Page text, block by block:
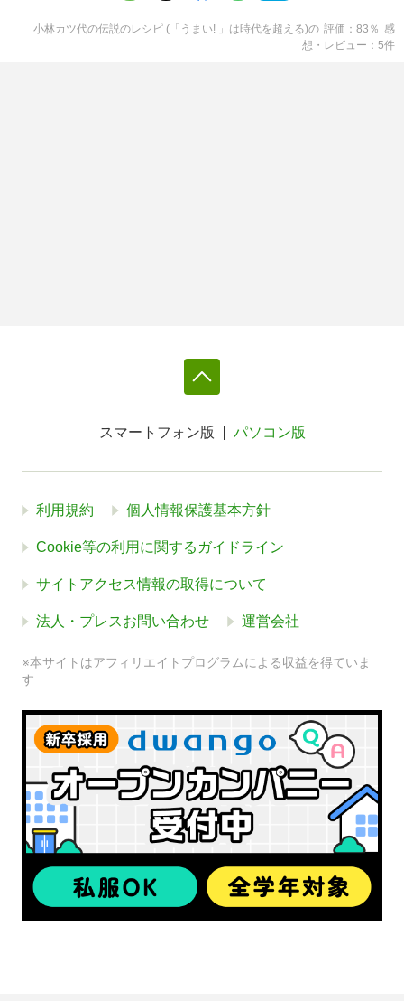
小林カツ代の伝説のレシピ (「うまい! 」は時代を超える)の 評価 83 ％ 感
想・レビュー
5件
スマートフォン版 パソコン版
利用規約 個人情報保護基本方針
Cookie等の利用に関するガイドライン
サイトアクセス情報の取得について
法人・プレスお問い合わせ 運営会社
※本サイトはアフィリエイトプログラムによる収益を得ていま
す